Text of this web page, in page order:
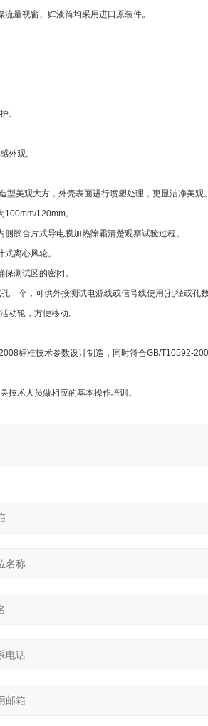
量视窗、贮液筒均采用进口原装件。
。
外观。
美观大方，外壳表面进行喷塑处理，更显洁净美观。
120mm。
胶合片式导电膜加热除霜清楚观察试验过程。
离心风轮。
测试区的密闭。
个，可供外接测试电源线或信号线使用(孔径或孔数
动轮，方便移动。
标准技术参数设计制造，同时符合GB/T10592-
技术人员做相应的基本操作培训。